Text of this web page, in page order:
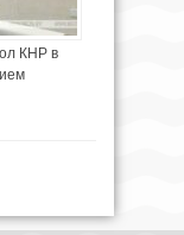
КНР в